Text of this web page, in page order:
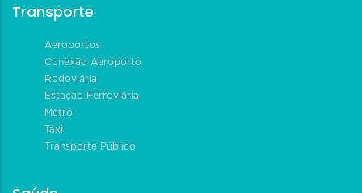
Transporte
Aeroportos
Conexão Aeroporto
Rodoviária
Estação Ferroviária
Metrô
Táxi
Transporte Público